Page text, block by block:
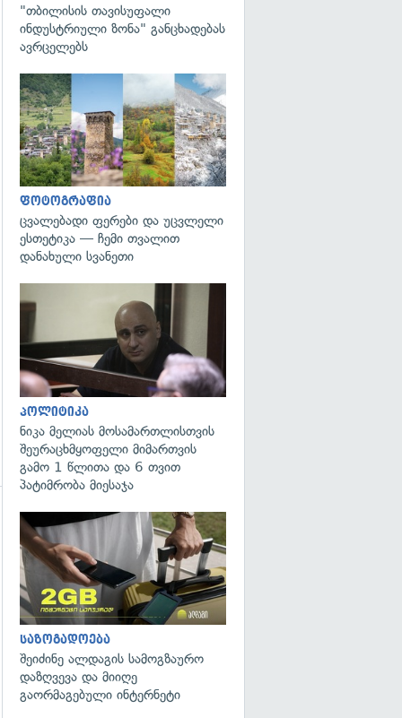
"თბილისის თავისუფალი
ინდუსტრიული ზონა" განცხადებას
ავრცელებს
ფოტოგრაფია
ცვალებადი ფერები და უცვლელი
ესთეტიკა — ჩემი თვალით
დანახული სვანეთი
პოლიტიკა
ნიკა მელიას მოსამართლისთვის
შეურაცხმყოფელი მიმართვის
გამო 1 წლითა და 6 თვით
პატიმრობა მიესაჯა
საზოგადოება
შეიძინე ალდაგის სამოგზაურო
დაზღვევა და მიიღე
გაორმაგებული ინტერნეტი